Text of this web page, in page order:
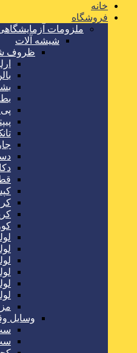
خانه
فروشگاه
ملزومات
شیشه آلات
ظروف
جار
وسایل